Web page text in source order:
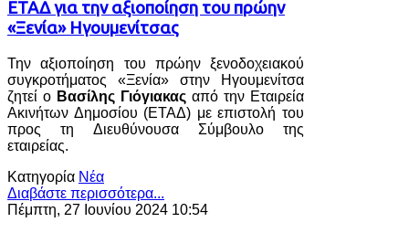
ΕΤΑΔ για την αξιοποίηση του πρώην
«Ξενία» Ηγουμενίτσας
Την αξιοποίηση του πρώην ξενοδοχειακού
συγκροτήματος «Ξενία» στην Ηγουμενίτσα
ζητεί ο Βασίλης Γιόγιακας από την Εταιρεία
Ακινήτων Δημοσίου (ΕΤΑΔ) με επιστολή του
προς τη Διευθύνουσα Σύμβουλο της
εταιρείας.
Κατηγορία Νέα
Διαβάστε περισσότερα...
Πέμπτη, 27 Ιουνίου 2024 10:54